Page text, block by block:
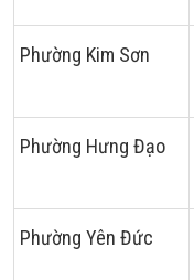
Phường Kim Sơn
Phường Hưng Đạo
Phường Yên Đức